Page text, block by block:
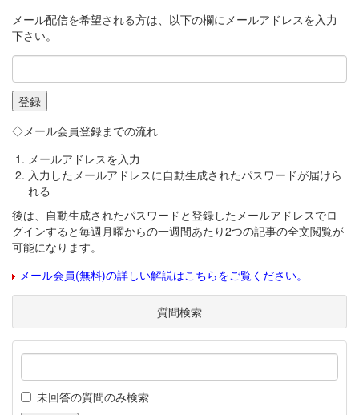
メール配信を希望される方は、以下の欄にメールアドレスを入力
下さい。
◇メール会員登録までの流れ
メールアドレスを入力
入力したメールアドレスに自動生成されたパスワードが届けら
れる
後は、自動生成されたパスワードと登録したメールアドレスでロ
グインすると毎週月曜からの一週間あたり2つの記事の全文閲覧が
可能になります。
メール会員(無料)の詳しい解説はこちらをご覧ください。
質問検索
未回答の質問のみ検索